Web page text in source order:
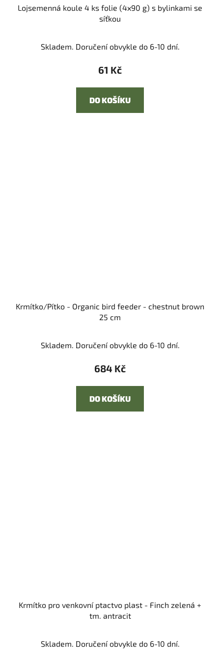
Lojsemenná koule 4 ks folie (4x90 g) s bylinkami se
síťkou
Skladem. Doručení obvykle do 6-10 dní.
61 Kč
DO KOŠÍKU
Krmítko/Pítko - Organic bird feeder - chestnut brown
25 cm
Skladem. Doručení obvykle do 6-10 dní.
684 Kč
DO KOŠÍKU
Krmítko pro venkovní ptactvo plast - Finch zelená +
tm. antracit
Skladem. Doručení obvykle do 6-10 dní.